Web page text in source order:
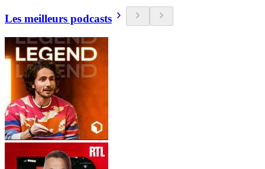
Les meilleurs podcasts